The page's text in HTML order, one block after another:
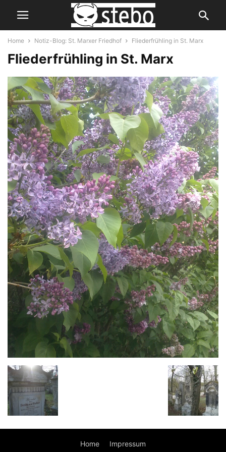
Home Notiz-Blog: St. Marxer Friedhof Fliederfrühling in St. Marx
Fliederfrühling in St. Marx
Home Impressum